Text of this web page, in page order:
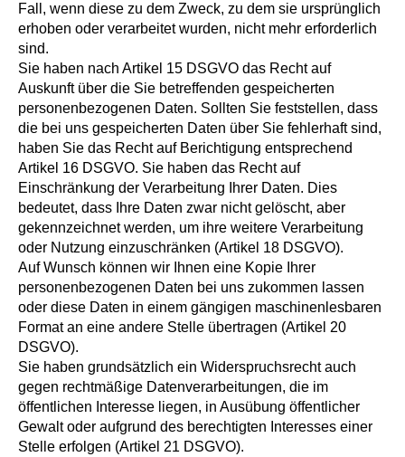
Fall, wenn diese zu dem Zweck, zu dem sie ursprünglich
erhoben oder verarbeitet wurden, nicht mehr erforderlich
sind.
Sie haben nach Artikel 15 DSGVO das Recht auf
Auskunft über die Sie betreffenden gespeicherten
personenbezogenen Daten. Sollten Sie feststellen, dass
die bei uns gespeicherten Daten über Sie fehlerhaft sind,
haben Sie das Recht auf Berichtigung entsprechend
Artikel 16 DSGVO. Sie haben das Recht auf
Einschränkung der Verarbeitung Ihrer Daten. Dies
bedeutet, dass Ihre Daten zwar nicht gelöscht, aber
gekennzeichnet werden, um ihre weitere Verarbeitung
oder Nutzung einzuschränken (Artikel 18 DSGVO).
Auf Wunsch können wir Ihnen eine Kopie Ihrer
personenbezogenen Daten bei uns zukommen lassen
oder diese Daten in einem gängigen maschinenlesbaren
Format an eine andere Stelle übertragen (Artikel 20
DSGVO).
Sie haben grundsätzlich ein Widerspruchsrecht auch
gegen rechtmäßige Datenverarbeitungen, die im
öffentlichen Interesse liegen, in Ausübung öffentlicher
Gewalt oder aufgrund des berechtigten Interesses einer
Stelle erfolgen (Artikel 21 DSGVO).